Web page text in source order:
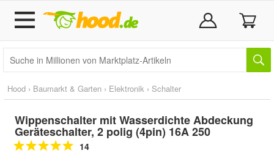
Hood › Baumarkt & Garten › Elektronik › Schalter
Wippenschalter mit Wasserdichte Abdeckung
Geräteschalter, 2 polig (4pin) 16A 250
14